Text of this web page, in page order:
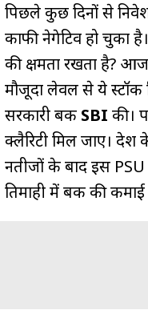
पिछले कुछ दिनों से
काफी नेगेटिव हो चुका
की क्षमता रखता है?
मौजूदा लेवल से ये
सरकारी बैंक SBI की।
क्लैरिटी मिल जाए।
नतीजों के बाद इस
तिमाही में बैंक की